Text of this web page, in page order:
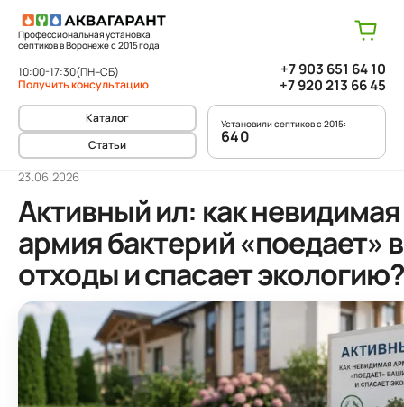
Профессиональная установка
септиков в Воронеже с 2015 года
Каталог
Статьи
Установили септиков с 2015:
640
10:00-17:30(ПН–СБ)
Получить консультацию
+7 903 651 64 10
+7 920 213 66 45
23.06.2026
Активный ил: как невидимая
армия бактерий «поедает»
отходы и спасает